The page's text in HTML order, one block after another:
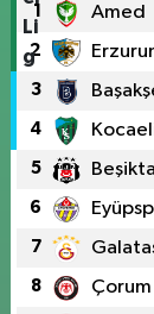
1 Amed
2
3
4
5
6
7
8 Çorum